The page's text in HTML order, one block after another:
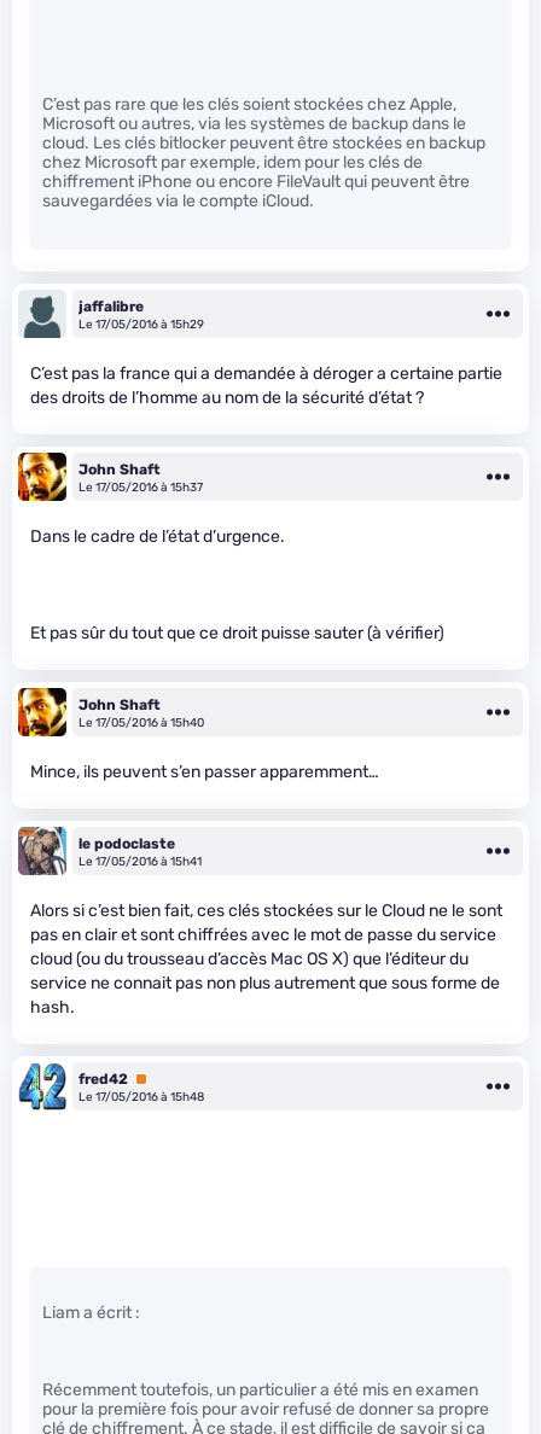
C’est pas rare que les clés soient stockées chez Apple,
Microsoft ou autres, via les systèmes de backup dans le
cloud. Les clés bitlocker peuvent être stockées en backup
chez Microsoft par exemple, idem pour les clés de
chiffrement iPhone ou encore FileVault qui peuvent être
sauvegardées via le compte iCloud.
jaffalibre
Le 17/05/2016 à 15h29
C’est pas la france qui a demandée à déroger a certaine partie
des droits de l’homme au nom de la sécurité d’état ?
John Shaft
Le 17/05/2016 à 15h37
Dans le cadre de l’état d’urgence.
Et pas sûr du tout que ce droit puisse sauter (à vérifier)
John Shaft
Le 17/05/2016 à 15h40
Mince, ils peuvent s’en passer apparemment…
le podoclaste
Le 17/05/2016 à 15h41
Alors si c’est bien fait, ces clés stockées sur le Cloud ne le sont
pas en clair et sont chiffrées avec le mot de passe du service
cloud (ou du trousseau d’accès Mac OS X) que l’éditeur du
service ne connait pas non plus autrement que sous forme de
hash.
fred42 Premium
Le 17/05/2016 à 15h48
Liam a écrit :
Récemment toutefois, un particulier a été mis en examen
pour la première fois pour avoir refusé de donner sa propre
clé de chiffrement. À ce stade, il est difficile de savoir si ça